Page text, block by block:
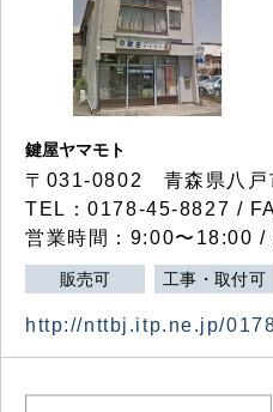
鍵屋ヤマモト
〒031-0802 青森県八戸
TEL：0178-45-8827 /
営業時間：9:00〜18:00 /
販売可 工事・取付可
http://nttbj.itp.ne.jp/